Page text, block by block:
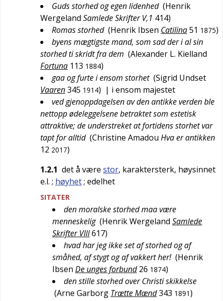
Guds storhed og egen lidenhed (Henrik
Wergeland Samlede Skrifter V,1 414)
Romas storhed (Henrik Ibsen Catilina51 1875)
byens mægtigste mand, som sad der i al sin
storhed ti skridt fra dem (Alexander L. Kielland
Fortuna 113 1884)
gaa og furte i ensom storhet (Sigrid Undset
Vaaren345 1914) | i ensom majestet
ved gjenoppdagelsen av den antikke verden ble
nettopp ødeleggelsene betraktet som estetisk
attraktive; de understreket at fortidens storhet var
tapt for alltid (Christine Amadou Hva er antikken
12 2017)
1.2.1 det å være stor, karaktersterk, høysinnet
e.l. ; høyhet; edelhet
SITATER
den moralske storhed maa være
menneskelig (Henrik Wergeland Samlede
Skrifter VIII617)
hvad har jeg ikke set af storhed og af
småhed, af stygt og af vakkert her! (Henrik
Ibsen De unges forbund 26 1874)
den stille storhed over Christi skikkelse
(Arne Garborg Trætte Mænd343 1891)